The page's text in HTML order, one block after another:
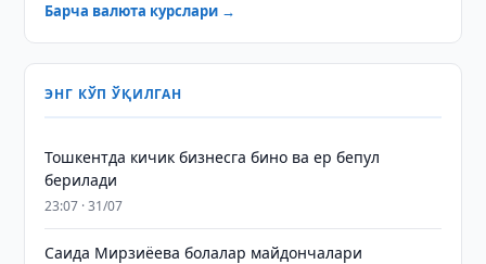
Барча валюта курслари →
ЭНГ КЎП ЎҚИЛГАН
Тошкентда кичик бизнесга бино ва ер бепул
берилади
23:07 · 31/07
Саида Мирзиёева болалар майдончалари